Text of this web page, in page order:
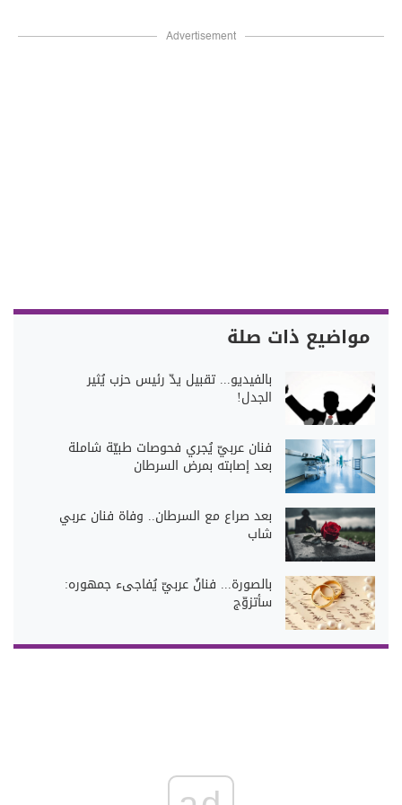
Advertisement
مواضيع ذات صلة
بالفيديو... تقبيل يدّ رئيس حزب يُثير
الجدل!
فنان عربيّ يُجري فحوصات طبيّة شاملة
بعد إصابته بمرض السرطان
بعد صراع مع السرطان.. وفاة فنان عربي
شاب
بالصورة... فنانٌ عربيّ يُفاجىء جمهوره:
سأتزوّج